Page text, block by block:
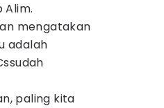
Alim.
mengatakan
adalah
paling kita